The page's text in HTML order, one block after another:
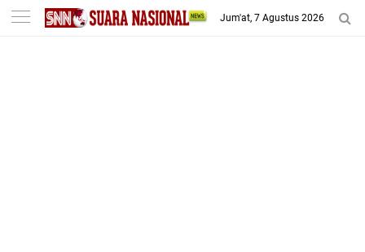
-->
Jum'at, 7 Agustus 2026